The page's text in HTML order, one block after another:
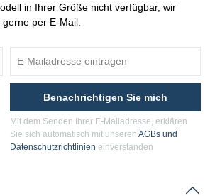
in Ihrer Größe nicht verfügbar, wir
per E-Mail.
Benachrichtigen Sie mich
Mit dem Senden Ihrer E-Mailadresse, erklären
Sie sich automatisch mit unserenAGBs und
Datenschutzrichtlinien einverstanden